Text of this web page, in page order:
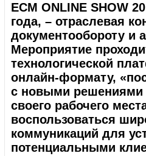
ECM ONLINE SHOW
года, – отраслевая
документообороту и
Мероприятие
технологической
онлайн-формату,
с новыми решениями
своего рабочего
воспользоваться
коммуникаций для
потенциальными